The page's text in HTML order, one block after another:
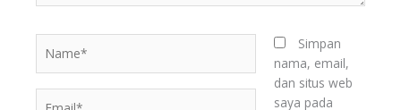
Simpan
nama, email,
dan situs web
saya pada